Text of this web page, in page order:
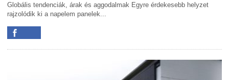
Globális tendenciák, árak és aggodalmak Egyre érdekesebb helyzet
rajzolódik ki a napelem panelek...